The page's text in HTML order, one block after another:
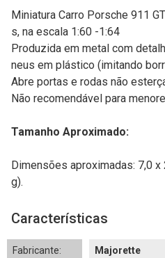
Miniatura Carro Porsche 911
s, na escala 1:60 -1:64
Produzida em metal com
neus em plástico (imitando
Abre portas e rodas não
Não recomendável para
Tamanho Aproximado:
Dimensões aproximadas: 7,0
g).
Características
Fabricante: Majorette